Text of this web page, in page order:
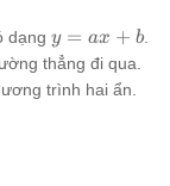
dạng y
=
ax
y = ax + b.
thẳng đi qua.
trình hai ẩn.